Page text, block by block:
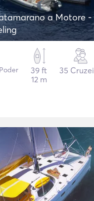
a Motore -
39 ft
12 m
35